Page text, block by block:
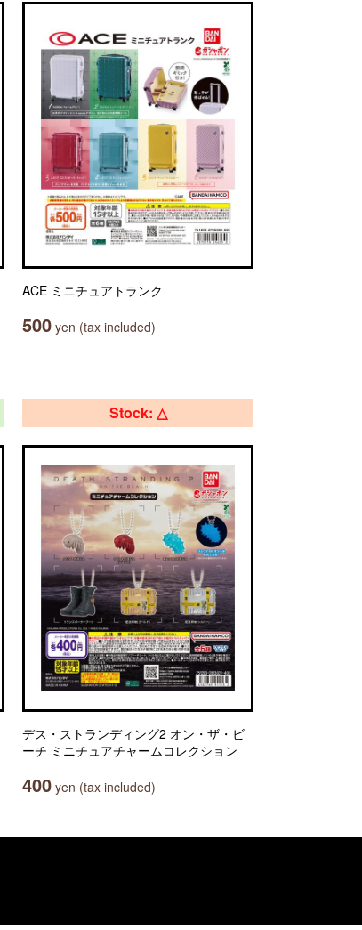
ACE ミニチュアトランク
500 yen (tax included)
Stock: △
デス・ストランディング2 オン・ザ・ビ
ーチ ミニチュアチャームコレクション
400 yen (tax included)